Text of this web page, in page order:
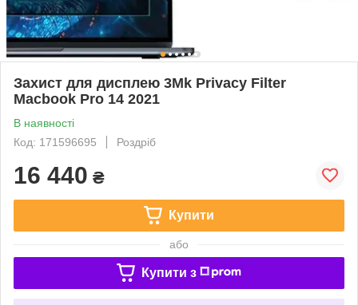
Захист для дисплею 3Mk Privacy Filter
Macbook Pro 14 2021
В наявності
Код: 171596695
Роздріб
16 440 ₴
Купити
або
Купити з